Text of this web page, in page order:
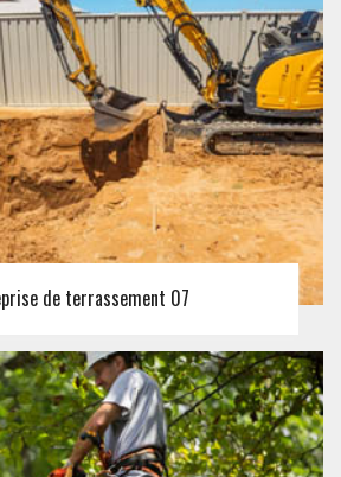
de terrassement 07